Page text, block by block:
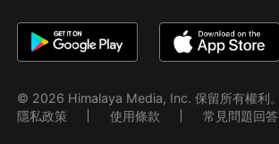
© 2026 Himalaya Media, Inc. 保留所有權利。
隱私政策
使用條款 常見問題回答